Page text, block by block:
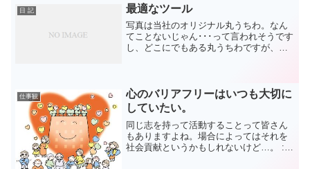
るようにしています。当社...
日 記 最適なツール
写真は当社のオリジナル丸うちわ。なん
てことないじゃん･･･って言われそうです
し、どこにでもある丸うちわですが、実
さんの作品。このハー...
仕事観
心のバリアフリーはいつも大切に
していたい。
同じ志を持って活動することって皆さん
もありますよね。場合によってはそれを
社会貢献というかもしれないけど…。 :-D